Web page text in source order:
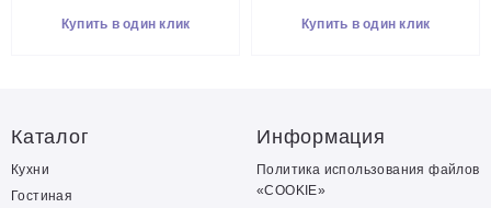
Купить в один клик Купить в один клик
Каталог
Кухни
Гостиная
Информация
Политика использования файлов
«COOKIE»